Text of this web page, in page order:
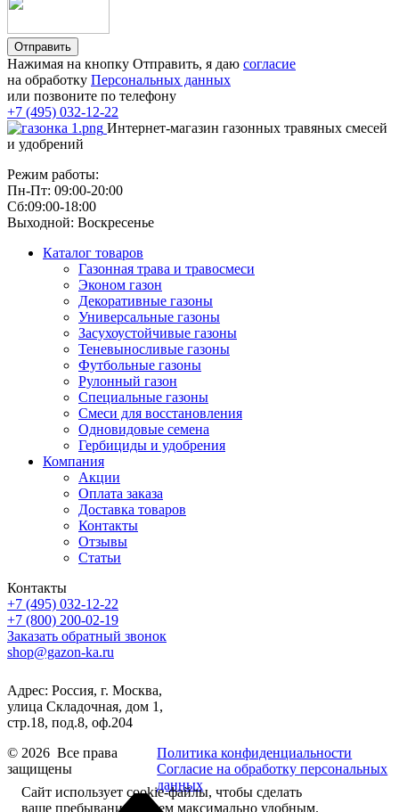
Отправить
Нажимая на кнопку Отправить, я даю согласие
на обработку Персональных данных
или позвоните по телефону
+7 (495) 032-12-22
Интернет-магазин газонных травяных смесей
и удобрений
Режим работы:
Пн-Пт: 09:00-20:00
Сб:09:00-18:00
Выходной: Воскресенье
Каталог товаров
Газонная трава и травосмеси
Эконом газон
Декоративные газоны
Универсальные газоны
Засухоустойчивые газоны
Теневыносливые газоны
Футбольные газоны
Рулонный газон
Специальные газоны
Смеси для восстановления
Одновидовые семена
Гербициды и удобрения
Компания
Акции
Оплата заказа
Доставка товаров
Контакты
Отзывы
Статьи
Контакты
+7 (495) 032-12-22
+7 (800) 200-02-19
Заказать обратный звонок
shop@gazon-ka.ru
Адрес: Россия, г. Москва,
улица Складочная, дом 1,
стр.18, под.8, оф.204
© 2026 Все права
защищены
Политика конфиденциальности
Согласие на обработку персональных
данных
Сайт использует cookie-файлы, чтобы сделать
ваше пребывание на нем максимально удобным.